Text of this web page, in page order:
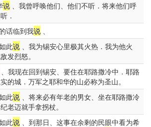
说 、我曾呼唤他们、他们不听．将来他们呼
．
话临到我说 、
此说 、我为锡安心里极其火热．我为他火
发烈怒。
、我现在回到锡安、要住在耶路撒冷中．耶路
的城．万军之耶和华的山必称为圣山。
此说 、将来必有年老的男女、坐在耶路撒冷
老迈就手拿拐杖。
此说 、到那日、这事在余剩的民眼中看为希